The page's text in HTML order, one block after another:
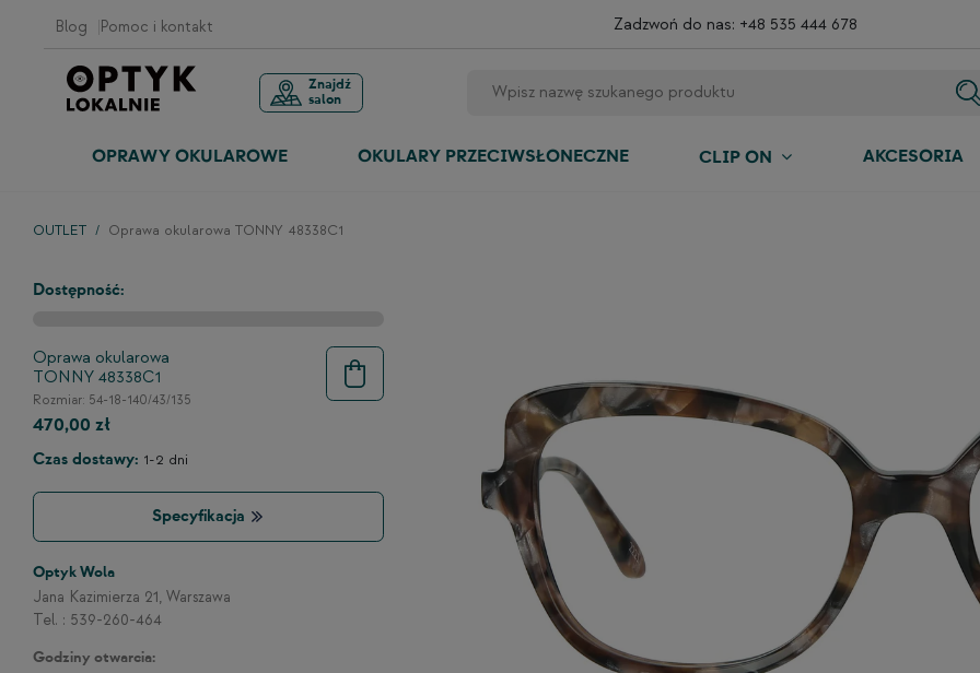
Blog Pomoc i kontakt Zadzwoń do nas: +48 535 444 678
Znajdź
salon
OPRAWY OKULAROWE OKULARY PRZECIWSŁONECZNE CLIP ON AKCESORIA
OUTLET Oprawa okularowa TONNY 48338C1
Dostępność:
Oprawa okularowa
TONNY 48338C1
Rozmiar: 54-18-140/43/135
470,00 zł
Czas dostawy: 1-2 dni
Specyfikacja
Optyk Wola
Jana Kazimierza 21, Warszawa
Tel. : 539-260-464
Godziny otwarcia: